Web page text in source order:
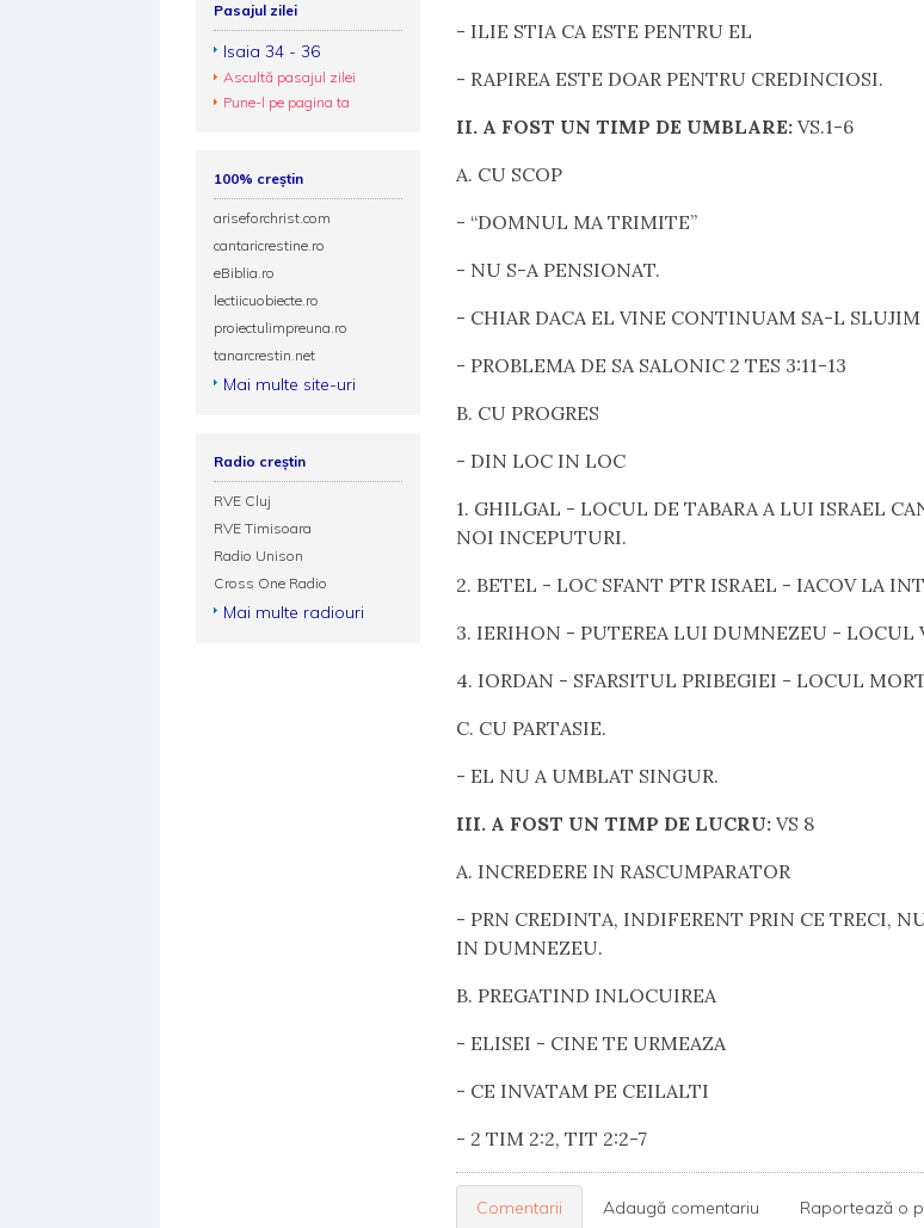
- ILIE STIA CA ESTE PENTRU EL
- RAPIREA ESTE DOAR PENTRU CREDINCIOSI.
II. A FOST UN TIMP DE UMBLARE: VS.1-6
A. CU SCOP
- “DOMNUL MA TRIMITE”
- NU S-A PENSIONAT.
- CHIAR DACA EL VINE CONTINUAM SA-L SLUJIM
- PROBLEMA DE SA SALONIC 2 TES 3:11-13
B. CU PROGRES
- DIN LOC IN LOC
1. GHILGAL - LOCUL DE TABARA A LUI ISRAEL
NOI INCEPUTURI.
2. BETEL - LOC SFANT PTR ISRAEL - IACOV LA
3. IERIHON - PUTEREA LUI DUMNEZEU - LOCUL
4. IORDAN - SFARSITUL PRIBEGIEI - LOCUL
C. CU PARTASIE.
- EL NU A UMBLAT SINGUR.
III. A FOST UN TIMP DE LUCRU: VS 8
A. INCREDERE IN RASCUMPARATOR
- PRN CREDINTA, INDIFERENT PRIN CE TRECI,
IN DUMNEZEU.
B. PREGATIND INLOCUIREA
- ELISEI - CINE TE URMEAZA
- CE INVATAM PE CEILALTI
- 2 TIM 2:2,TIT 2:2-7
Comentarii Adaugă comentariu Raportează o
Pasajul zilei
Isaia 34 - 36
Ascultă pasajul zilei
Pune-l pe pagina ta
100% creștin
ariseforchrist.com
cantaricrestine.ro
eBiblia.ro
lectiicuobiecte.ro
proiectulimpreuna.ro
tanarcrestin.net
Mai multe site-uri
Radio creștin
RVE Cluj
RVE Timisoara
Radio Unison
Cross One Radio
Mai multe radiouri